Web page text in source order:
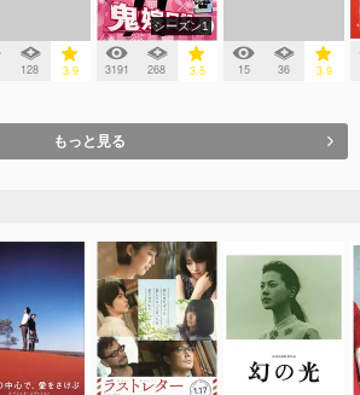
128 3.9
シーズン1
3191 268 3.5 15 36 3.9
もっと見る